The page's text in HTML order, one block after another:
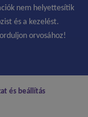
nem helyettesítik
és a kezelést.
orvosához!
és beállítás